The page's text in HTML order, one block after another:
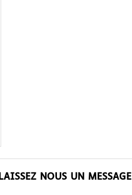
LAISSEZ NOUS UN MESSAGE